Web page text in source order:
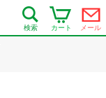
検索 カート メール